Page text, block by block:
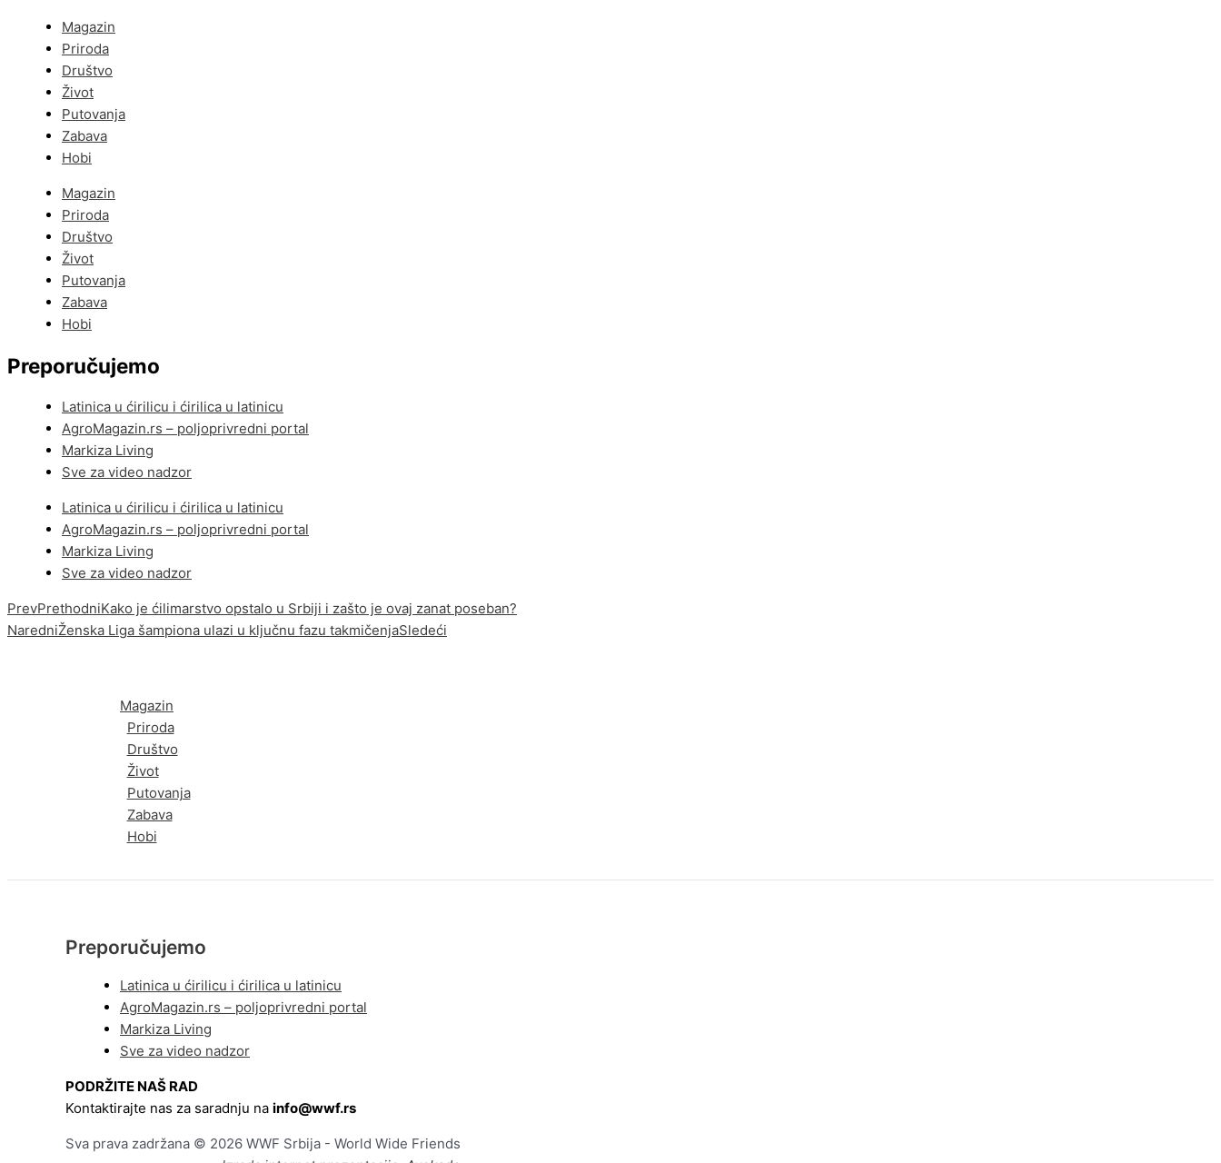
Magazin
Priroda
Društvo
Život
Putovanja
Zabava
Hobi
Magazin
Priroda
Društvo
Život
Putovanja
Zabava
Hobi
Preporučujemo
Latinica u ćirilicu i ćirilica u latinicu
AgroMagazin.rs – poljoprivredni portal
Markiza Living
Sve za video nadzor
Latinica u ćirilicu i ćirilica u latinicu
AgroMagazin.rs – poljoprivredni portal
Markiza Living
Sve za video nadzor
PrevPrethodniKako je ćilimarstvo opstalo u Srbiji i zašto je ovaj zanat poseban?
NaredniŽenska Liga šampiona ulazi u ključnu fazu takmičenjaSledeći
Magazin
Priroda
Društvo
Život
Putovanja
Zabava
Hobi
Preporučujemo
Latinica u ćirilicu i ćirilica u latinicu
AgroMagazin.rs – poljoprivredni portal
Markiza Living
Sve za video nadzor
PODRŽITE NAŠ RAD
Kontaktirajte nas za saradnju na info@wwf.rs
Sva prava zadržana © 2026 WWF Srbija - World Wide Friends